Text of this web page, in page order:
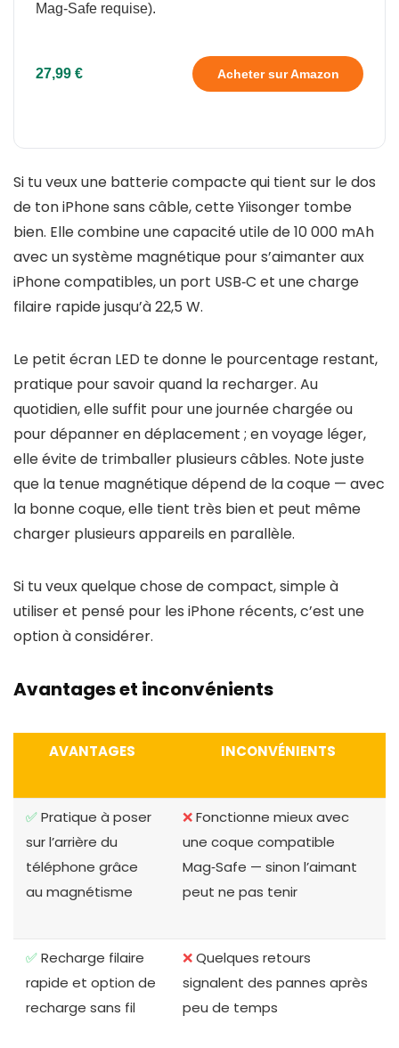
Mag‑Safe requise).
27,99 € Acheter sur Amazon
Si tu veux une batterie compacte qui tient sur le dos
de ton iPhone sans câble, cette Yiisonger tombe
bien. Elle combine une capacité utile de 10 000 mAh
avec un système magnétique pour s’aimanter aux
iPhone compatibles, un port USB‑C et une charge
filaire rapide jusqu’à 22,5 W.
Le petit écran LED te donne le pourcentage restant,
pratique pour savoir quand la recharger. Au
quotidien, elle suffit pour une journée chargée ou
pour dépanner en déplacement ; en voyage léger,
elle évite de trimballer plusieurs câbles. Note juste
que la tenue magnétique dépend de la coque — avec
la bonne coque, elle tient très bien et peut même
charger plusieurs appareils en parallèle.
Si tu veux quelque chose de compact, simple à
utiliser et pensé pour les iPhone récents, c’est une
option à considérer.
Avantages et inconvénients
AVANTAGES INCONVÉNIENTS
✅Pratique à poser
sur l’arrière du
téléphone grâce
au magnétisme
❌Fonctionne mieux avec
une coque compatible
Mag‑Safe — sinon l’aimant
peut ne pas tenir
✅Recharge filaire
rapide et option de
recharge sans fil
❌Quelques retours
signalent des pannes après
peu de temps